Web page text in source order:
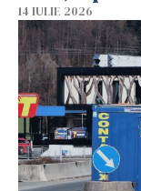
14 IULIE 2026